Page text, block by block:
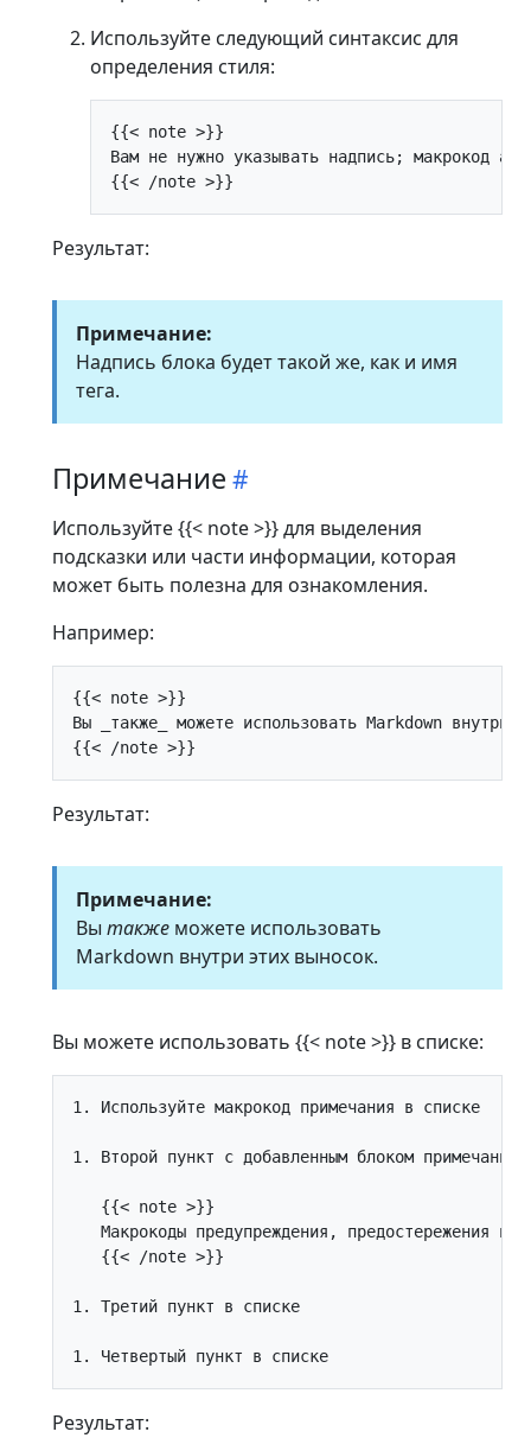
Используйте следующий синтаксис для
определения стиля:
{{< note >}}
Вам не нужно указывать надпись; макрокод
Результат:
Примечание:
Надпись блока будет такой же, как и имя
тега.
Примечание
Используйте {{< note >}} для выделения
подсказки или части информации, которая
может быть полезна для ознакомления.
Например:
{{< note >}}
Вы _также_ можете использовать Markdown внутри
Результат:
Примечание:
Вы также можете использовать
Markdown внутри этих выносок.
Вы можете использовать {{< note >}} в списке:
1. Используйте макрокод примечания в списке
1. Второй пункт с добавленным блоком примечания
   {{< note >}}
Макрокоды предупреждения, предостережения и
   {{< /note >}}
1. Третий пункт в списке
Результат: